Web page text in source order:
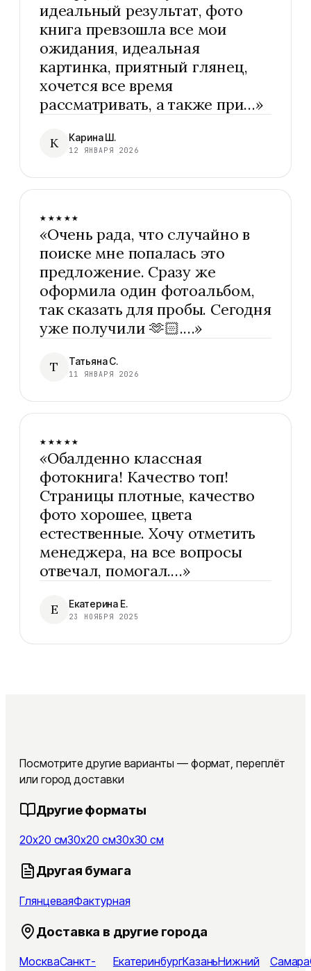
идеальный результат, фото
книга превзошла все мои
ожидания, идеальная
картинка, приятный глянец,
хочется все время
рассматривать, а также при…»
К Карина Ш.
12 ЯНВАРЯ 2026
★★★★★
«Очень рада, что случайно в
поиске мне попалась это
предложение. Сразу же
оформила один фотоальбом,
так сказать для пробы. Сегодня
уже получили 🫶🏻.…»
Т Татьяна С.
11 ЯНВАРЯ 2026
★★★★★
«Обалденно классная
фотокнига! Качество топ!
Страницы плотные, качество
фото хорошее, цвета
естественные. Хочу отметить
менеджера, на все вопросы
отвечал, помогал.…»
Е Екатерина Е.
23 НОЯБРЯ 2025
Посмотрите другие варианты — формат, переплёт
или город доставки
Другие форматы
20x20 см30x20 см30x30 см
Другая бумага
ГлянцеваяФактурная
Доставка в другие города
МоскваСанкт-
ЕкатеринбургКазаньНижний
Самара